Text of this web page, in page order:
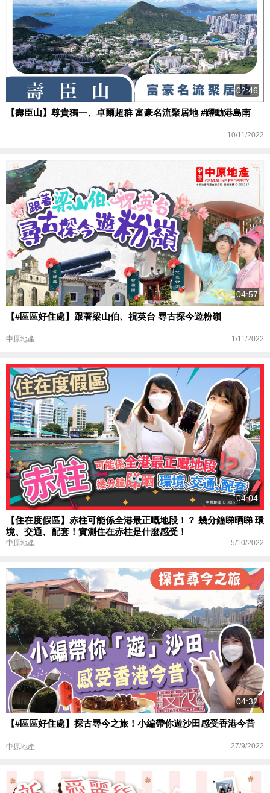
02:46
【壽臣山】尊貴獨一、卓爾超群 富豪名流聚居地 #躍動港島南
10/11/2022
04:57
【#區區好住處】跟著梁山伯、祝英台 尋古探今遊粉嶺
中原地產 1/11/2022
04:04
【住在度假區】赤柱可能係全港最正嘅地段！？ 幾分鐘睇晒睇 環
境、交通、配套！實測住在赤柱是什麼感受！
中原地產 5/10/2022
04:32
【#區區好住處】探古尋今之旅！小編帶你遊沙田感受香港今昔
中原地產 27/9/2022